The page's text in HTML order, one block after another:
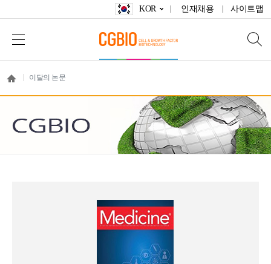
KOR 인재채용 사이트맵
이달의 논문